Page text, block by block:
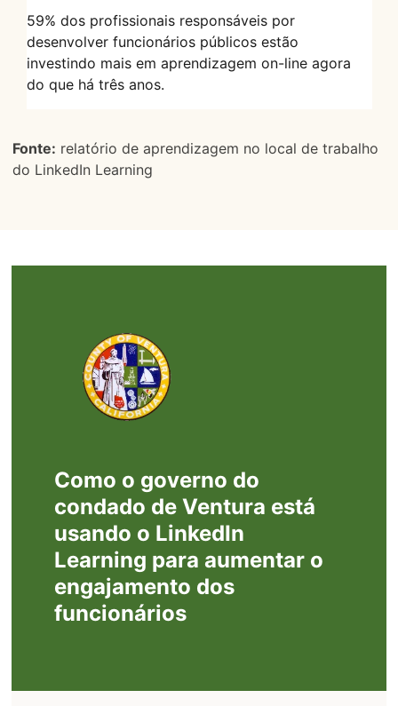
59% dos profissionais responsáveis por
desenvolver funcionários públicos estão
investindo mais em aprendizagem on-line agora
do que há três anos.
Fonte: relatório de aprendizagem no local de trabalho
do LinkedIn Learning
Como o governo do
condado de Ventura está
usando o LinkedIn
Learning para aumentar o
engajamento dos
funcionários